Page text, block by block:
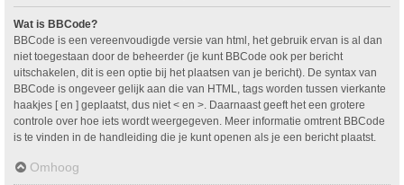
Wat is BBCode?
BBCode is een vereenvoudigde versie van html, het gebruik ervan is al dan
niet toegestaan door de beheerder (je kunt BBCode ook per bericht
uitschakelen, dit is een optie bij het plaatsen van je bericht). De syntax van
BBCode is ongeveer gelijk aan die van HTML, tags worden tussen vierkante
haakjes [ en ] geplaatst, dus niet < en >. Daarnaast geeft het een grotere
controle over hoe iets wordt weergegeven. Meer informatie omtrent BBCode
is te vinden in de handleiding die je kunt openen als je een bericht plaatst.
Omhoog